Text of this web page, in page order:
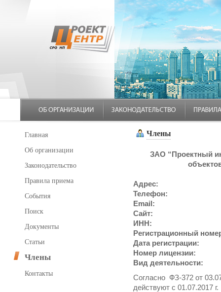
Главная
Об организации
Законодательство
Правила приема
События
Поиск
Документы
Статьи
Члены
Контакты
Члены
ЗАО “Проектный
Адрес:
Телефон:
Email:
Сайт:
ИНН:
Регистрационный
Дата регистрации:
Номер лицензии:
Вид деятельности:
Согласно ФЗ-372 от
действуют с 01.07.2017 г.